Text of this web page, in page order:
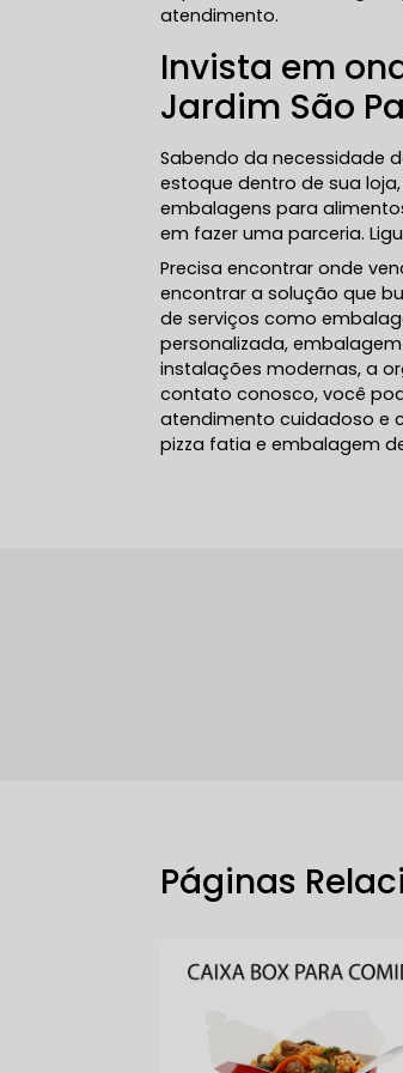
atendimento.
Invista em
Jardim São
Sabendo da necessidade
estoque dentro de sua
embalagens para
em fazer uma parceria.
Precisa encontrar onde
encontrar a solução que
de serviços como
personalizada,
instalações modernas, a
contato conosco, você
atendimento cuidadoso e
pizza fatia e embalagem
Páginas